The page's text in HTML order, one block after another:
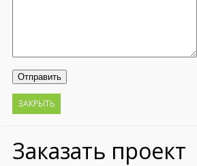
ЗАКРЫТЬ
Заказать проект